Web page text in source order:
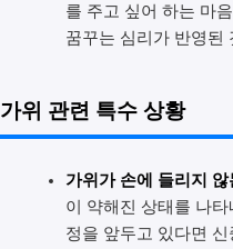
를 주고 싶어 하는 마
꿈꾸는 심리가 반영된
가위 관련 특수 상황
가위가 손에 들리지 않
이 약해진 상태를 나
정을 앞두고 있다면